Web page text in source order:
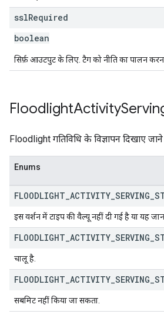
sslRequired
boolean
सिर्फ़ आउटपुट के लिए. टैग को नीति का पालन
FloodlightActivity
Floodlight गतिविधि के विज्ञापन दिखाए
Enums
FLOODLIGHT ACTIVITY SERVING
इस वर्शन में टाइप की वैल्यू नहीं दी गई है या यह
FLOODLIGHT ACTIVITY SERVING
चालू है.
FLOODLIGHT ACTIVITY SERVING
सबमिट नहीं किया जा सकता.